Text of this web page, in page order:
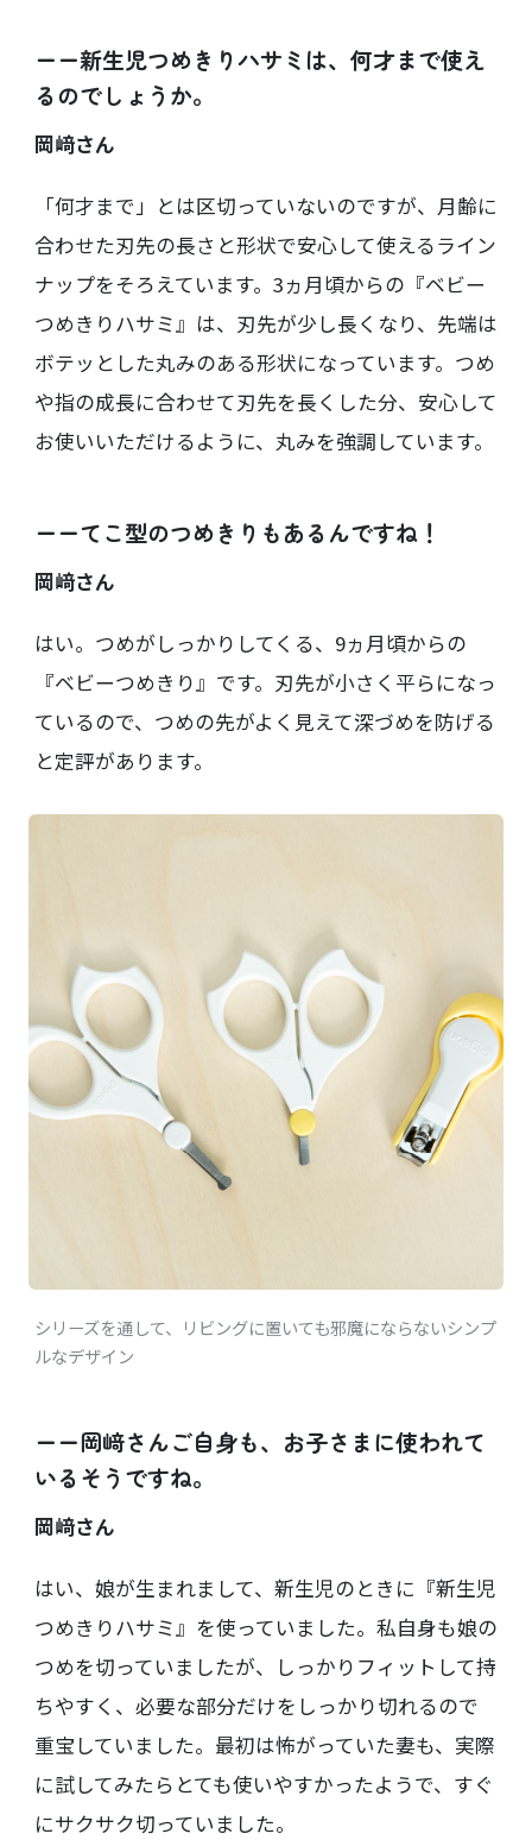
ーー新生児つめきりハサミは、何才まで使え
るのでしょうか。
岡﨑さん
「何才まで」とは区切っていないのですが、月齢に
合わせた刃先の長さと形状で安心して使えるライン
ナップをそろえています。3ヵ月頃からの『ベビー
つめきりハサミ』は、刃先が少し長くなり、先端は
ボテッとした丸みのある形状になっています。つめ
や指の成長に合わせて刃先を長くした分、安心して
お使いいただけるように、丸みを強調しています。
ーーてこ型のつめきりもあるんですね！
岡﨑さん
はい。つめがしっかりしてくる、9ヵ月頃からの
『ベビーつめきり』です。刃先が小さく平らになっ
ているので、つめの先がよく見えて深づめを防げる
と定評があります。
シリーズを通して、リビングに置いても邪魔にならないシンプ
ルなデザイン
ーー岡﨑さんご自身も、お子さまに使われて
いるそうですね。
岡﨑さん
はい、娘が生まれまして、新生児のときに『新生児
つめきりハサミ』を使っていました。私自身も娘の
つめを切っていましたが、しっかりフィットして持
ちやすく、必要な部分だけをしっかり切れるので
重宝していました。最初は怖がっていた妻も、実際
に試してみたらとても使いやすかったようで、すぐ
にサクサク切っていました。